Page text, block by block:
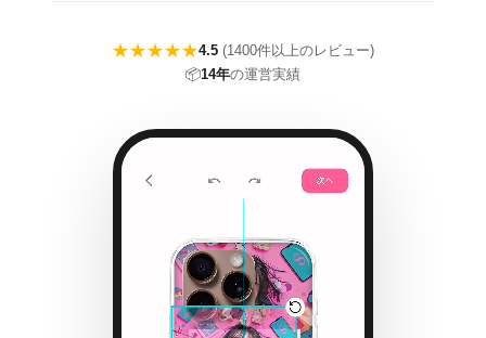
★★★★★4.5 (1400件以上のレビュー)
📦14年の運営実績